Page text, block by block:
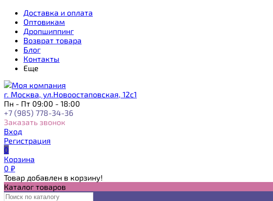
Доставка и оплата
Оптовикам
Дропшиппинг
Возврат товара
Блог
Контакты
Еще
г. Москва, ул.Новоостаповская, 12с1
Пн - Пт 09:00 - 18:00
+7 (985) 778-34-36
Заказать звонок
Вход
Регистрация
0
Корзина
0 ₽
Товар добавлен в корзину!
Каталог товаров